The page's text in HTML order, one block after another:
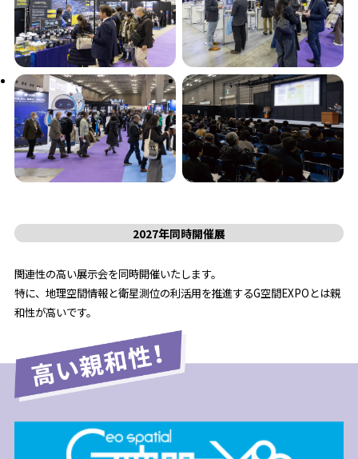
2027年同時開催展
関連性の高い展示会を同時開催いたします。
特に、地理空間情報と衛星測位の利活用を推進するG空間EXPOとは親
和性が高いです。